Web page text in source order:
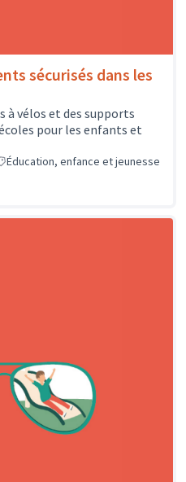
sécurisés dans les
à vélos et des supports
pour les enfants et
Éducation, enfance et jeunesse